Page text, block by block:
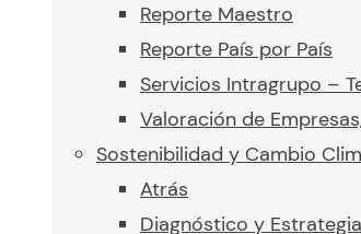
Reporte Maestro
Reporte País por País
Servicios Intragrupo –
Valoración de
Sostenibilidad y Cambio
Atrás
Diagnóstico y